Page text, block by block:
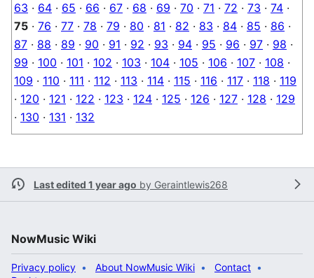
63 · 64 · 65 · 66 · 67 · 68 · 69 · 70 · 71 · 72 · 73 · 74 ·
75 · 76 · 77 · 78 · 79 · 80 · 81 · 82 · 83 · 84 · 85 · 86 ·
87 · 88 · 89 · 90 · 91 · 92 · 93 · 94 · 95 · 96 · 97 · 98 ·
99 · 100 · 101 · 102 · 103 · 104 · 105 · 106 · 107 · 108 ·
109 · 110 · 111 · 112 · 113 · 114 · 115 · 116 · 117 · 118 · 119
· 120 · 121 · 122 · 123 · 124 · 125 · 126 · 127 · 128 · 129
· 130 · 131 · 132
Last edited 1 year ago by Geraintlewis268
NowMusic Wiki
Privacy policy About NowMusic Wiki
Contact